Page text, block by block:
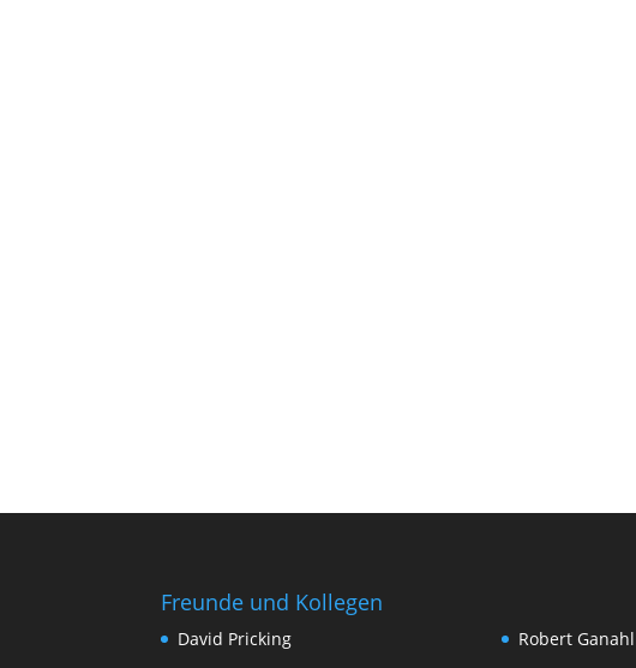
Freunde und Kollegen
David Pricking
Robert Ganahl